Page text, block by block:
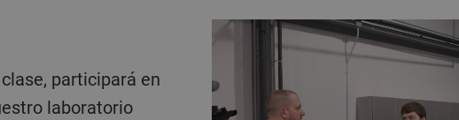
laboratorio